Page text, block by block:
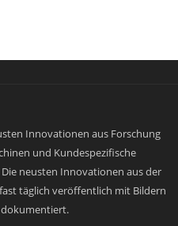
Innovationen aus Forschung
und Kundespezifische
neusten Innovationen aus der
täglich veröffentlich mit Bildern